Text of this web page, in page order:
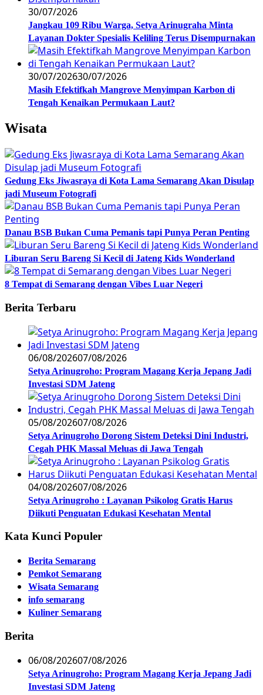
30/07/2026
Jangkau 109 Ribu Warga, Setya Arinugraha Minta
Layanan Dokter Spesialis Keliling Terus Disempurnakan
30/07/202630/07/2026
Masih Efektifkah Mangrove Menyimpan Karbon di
Tengah Kenaikan Permukaan Laut?
Wisata
Gedung Eks Jiwasraya di Kota Lama Semarang Akan Disulap
jadi Museum Fotografi
Danau BSB Bukan Cuma Pemanis tapi Punya Peran Penting
Liburan Seru Bareng Si Kecil di Jateng Kids Wonderland
8 Tempat di Semarang dengan Vibes Luar Negeri
Berita Terbaru
06/08/202607/08/2026
Setya Arinugroho: Program Magang Kerja Jepang Jadi
Investasi SDM Jateng
05/08/202607/08/2026
Setya Arinugroho Dorong Sistem Deteksi Dini Industri,
Cegah PHK Massal Meluas di Jawa Tengah
04/08/202607/08/2026
Setya Arinugroho : Layanan Psikolog Gratis Harus
Diikuti Penguatan Edukasi Kesehatan Mental
Kata Kunci Populer
Berita Semarang
Pemkot Semarang
Wisata Semarang
info semarang
Kuliner Semarang
Berita
06/08/202607/08/2026
Setya Arinugroho: Program Magang Kerja Jepang Jadi
Investasi SDM Jateng